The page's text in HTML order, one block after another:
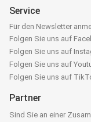
Service
Für den Newsletter
Folgen Sie uns auf
Folgen Sie uns auf
Folgen Sie uns auf
Folgen Sie uns auf
Partner
Sind Sie an einer